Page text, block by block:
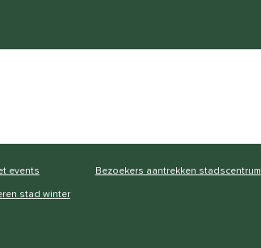
events Bezoekers aantrekken stadscentrum
stad winter